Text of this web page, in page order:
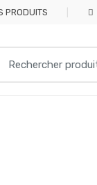
PRODUITS
for: